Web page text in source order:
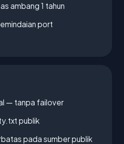
ambang 1 tahun
port
— tanpa failover
publik
pada sumber publik